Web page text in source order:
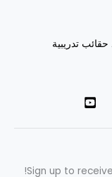
تدريبية
Sign up to